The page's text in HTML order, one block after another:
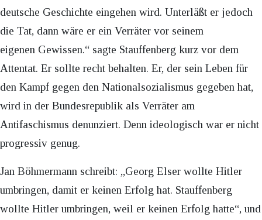
deutsche Geschichte eingehen wird. Unterläßt er jedoch
die Tat, dann wäre er ein Verräter vor seinem
eigenen Gewissen.“ sagte Stauffenberg kurz vor dem
Attentat. Er sollte recht behalten. Er, der sein Leben für
den Kampf gegen den Nationalsozialismus gegeben hat,
wird in der Bundesrepublik als Verräter am
Antifaschismus denunziert. Denn ideologisch war er nicht
progressiv genug.
Jan Böhmermann schreibt: „Georg Elser wollte Hitler
umbringen, damit er keinen Erfolg hat. Stauffenberg
wollte Hitler umbringen, weil er keinen Erfolg hatte“, und